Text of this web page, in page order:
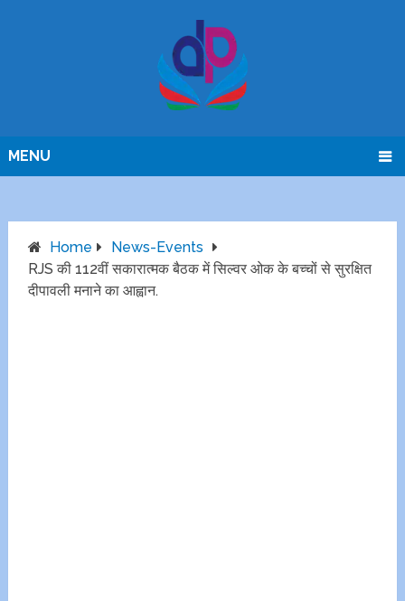
MENU
Home
News-Events
RJS की 112वीं सकारात्मक बैठक में सिल्वर ओक के बच्चों से सुरक्षित
दीपावली मनाने का आह्वान.